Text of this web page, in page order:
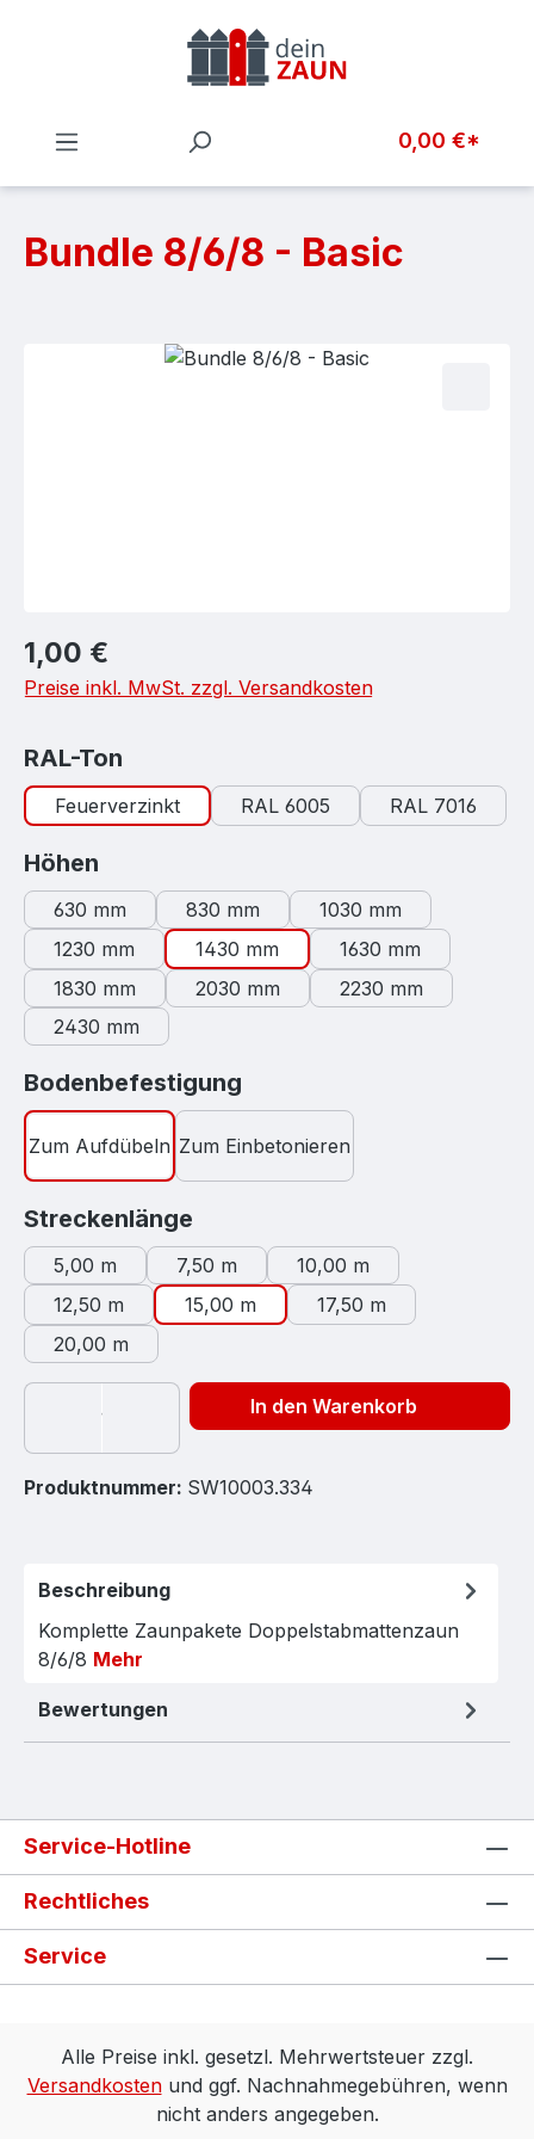
Zum Hauptinhalt springen
0,00 €*
Bundle 8/6/8 - Basic
Bildergalerie überspringen
Regulärer Preis:
1,00 €
Preise inkl. MwSt. zzgl. Versandkosten
RAL-Ton
Feuerverzinkt RAL 6005 RAL 7016
Höhen
630 mm 830 mm
1030 mm
1230 mm
1430 mm
1630 mm
1830 mm
2030 mm
2230 mm
2430 mm
Bodenbefestigung
Zum Aufdübeln Zum Einbetonieren
Streckenlänge
5,00 m 7,50 m
10,00 m
12,50 m
15,00 m
17,50 m
20,00 m
In den Warenkorb
Produktnummer: SW10003.334
Beschreibung
Komplette Zaunpakete Doppelstabmattenzaun
8/6/8 Mehr
Bewertungen
Service-Hotline
Rechtliches
Service
Alle Preise inkl. gesetzl. Mehrwertsteuer zzgl.
Versandkostenund ggf. Nachnahmegebühren, wenn
nicht anders angegeben.